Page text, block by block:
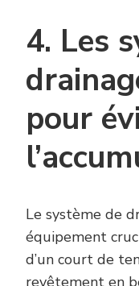
4. Les
pour
Le système de
équipement
d’un court de
revêtement en